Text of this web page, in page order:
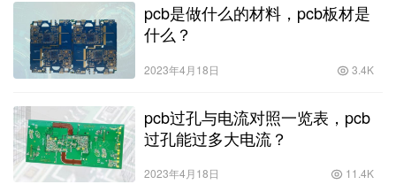
pcb是做什么的材料，pcb板材是
什么？
2023年4月18日 3.4K
pcb过孔与电流对照一览表，pcb
过孔能过多大电流？
2023年4月18日 11.4K